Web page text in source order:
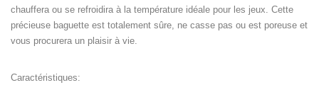
chauffera ou se refroidira à la température idéale pour les jeux. Cette
précieuse baguette est totalement sûre, ne casse pas ou est poreuse et
vous procurera un plaisir à vie.
Caractéristiques: